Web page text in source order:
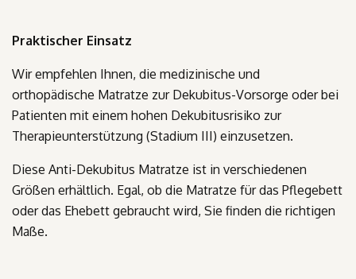
Praktischer Einsatz
Wir empfehlen Ihnen, die medizinische und
orthopädische Matratze zur Dekubitus-Vorsorge oder bei
Patienten mit einem hohen Dekubitusrisiko zur
Therapieunterstützung (Stadium III) einzusetzen.
Diese Anti-Dekubitus Matratze ist in verschiedenen
Größen erhältlich. Egal, ob die Matratze für das Pflegebett
oder das Ehebett gebraucht wird, Sie finden die richtigen
Maße.